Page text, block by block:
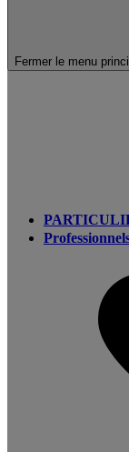
Fermer le menu